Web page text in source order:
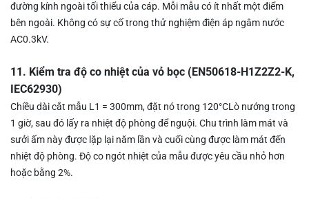
đường kính ngoài tối thiểu của cáp. Mỗi mẫu có ít nhất một điểm
bên ngoài. Không có sự cố trong thử nghiệm điện áp ngâm nước
AC0.3kV.
11. Kiểm tra độ co nhiệt của vỏ bọc (EN50618-H1Z2Z2-K,
IEC62930)
Chiều dài cắt mẫu L1 = 300mm, đặt nó trong 120°CLò nướng trong
1 giờ, sau đó lấy ra nhiệt độ phòng để nguội. Chu trình làm mát và
sưởi ấm này được lặp lại năm lần và cuối cùng được làm mát đến
nhiệt độ phòng. Độ co ngót nhiệt của mẫu được yêu cầu nhỏ hơn
hoặc bằng 2%.